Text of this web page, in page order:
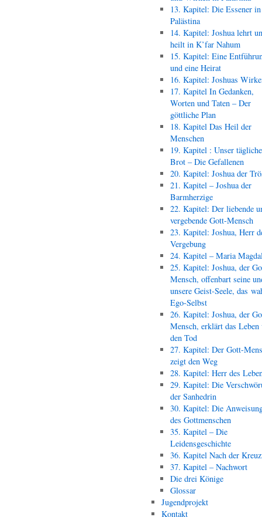
13. Kapitel: Die Essener in
Palästina
14. Kapitel: Joshua lehrt
heilt in K’far Nahum
15. Kapitel: Eine
und eine Heirat
16. Kapitel: Joshuas
17. Kapitel In Gedanken,
Worten und Taten – Der
göttliche Plan
18. Kapitel Das Heil der
Menschen
19. Kapitel : Unser
Brot – Die Gefallenen
20. Kapitel: Joshua der
21. Kapitel – Joshua der
Barmherzige
22. Kapitel: Der liebende
vergebende Gott-Mensch
23. Kapitel: Joshua, Herr
Vergebung
24. Kapitel – Maria
25. Kapitel: Joshua, der
Mensch, offenbart seine
unsere Geist-Seele, das
Ego-Selbst
26. Kapitel: Joshua, der
Mensch, erklärt das Leben
den Tod
27. Kapitel: Der Gott-
zeigt den Weg
28. Kapitel: Herr des
29. Kapitel: Die
der Sanhedrin
30. Kapitel: Die
des Gottmenschen
35. Kapitel – Die
Leidensgeschichte
36. Kapitel Nach der
37. Kapitel – Nachwort
Die drei Könige
Glossar
Jugendprojekt
Kontakt